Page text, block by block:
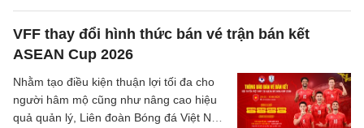
Á.
VFF thay đổi hình thức bán vé trận bán kết
ASEAN Cup 2026
Nhằm tạo điều kiện thuận lợi tối đa cho
người hâm mộ cũng như nâng cao hiệu
quả quản lý, Liên đoàn Bóng đá Việt Nam